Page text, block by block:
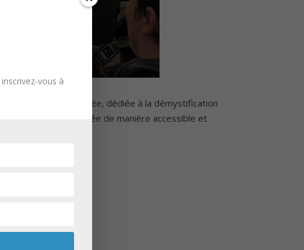
débat de l’année, dédiée à la démystification
où l’IA a été abordée de manière accessible et
vous à